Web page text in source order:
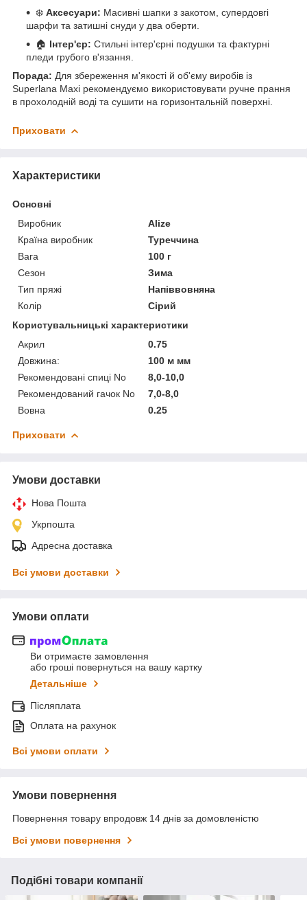
❄️ Аксесуари: Масивні шапки з закотом, супердовгі
шарфи та затишні снуди у два оберти.
🏠 Інтер'єр: Стильні інтер'єрні подушки та фактурні
пледи грубого в'язання.
Порада: Для збереження м'якості й об'єму виробів із
Superlana Maxi рекомендуємо використовувати ручне прання
в прохолодній воді та сушити на горизонтальній поверхні.
Приховати
Характеристики
Основні
Виробник
Alize
Країна виробник
Туреччина
Вага
100 г
Сезон
Зима
Тип пряжі
Напіввовняна
Колір
Сірий
Користувальницькі характеристики
Акрил
0.75
Довжина:
100 м мм
Рекомендовані спиці No
8,0-10,0
Рекомендований гачок No
7,0-8,0
Вовна
0.25
Приховати
Умови доставки
Нова Пошта
Укрпошта
Адресна доставка
Всі умови доставки
Умови оплати
Ви отримаєте замовлення
або гроші повернуться на вашу картку
Детальніше
Післяплата
Оплата на рахунок
Всі умови оплати
Умови повернення
Повернення товару впродовж 14 днів за домовленістю
Всі умови повернення
Подібні товари компанії